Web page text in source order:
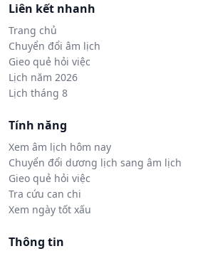
Liên kết nhanh
Trang chủ
Chuyển đổi âm lịch
Gieo quẻ hỏi việc
Lịch năm 2026
Lịch tháng 8
Tính năng
Xem âm lịch hôm nay
Chuyển đổi dương lịch sang âm lịch
Gieo quẻ hỏi việc
Tra cứu can chi
Xem ngày tốt xấu
Thông tin